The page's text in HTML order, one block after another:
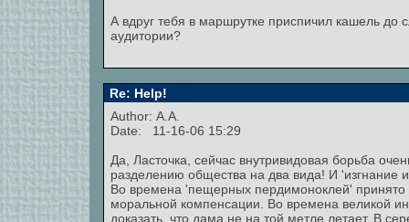
А вдруг тебя в маршрутке приспичил кашель до
аудитории?
Re: Help!
Author: А.А.
Date: 11-16-06 15:29
Да, Ласточка, сейчас внутривидовая борьба
разделению общества на два вида! И 'изгнание
Во времена 'пещерных пердимоноклей' принято
моральной компенсации. Во времена великой
доказать, что дама не на той метле летает. В